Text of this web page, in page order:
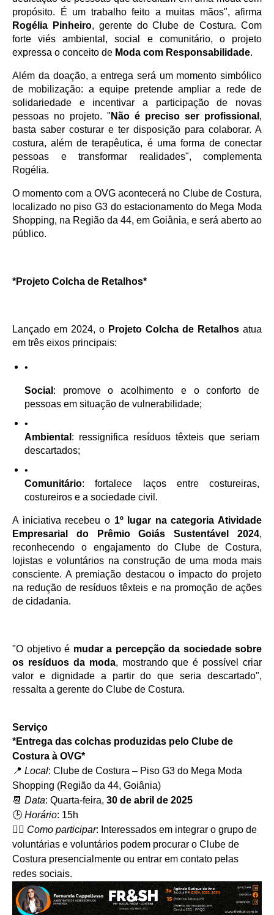
Rogélia Pinheiro, gerente do Clube de Costura. Com
forte viés ambiental, social e comunitário, o projeto
expressa o conceito de Moda com Responsabilidade.
Além da doação, a entrega será um momento simbólico
de mobilização: a equipe pretende ampliar a rede de
solidariedade e incentivar a participação de novas
pessoas no projeto. " Não é preciso ser profissional ,
basta saber costurar e ter disposição para colaborar. A
costura, além de terapêutica, é uma forma de conectar
pessoas e transformar realidades", complementa
Rogélia.
O momento com a OVG acontecerá no Clube de Costura,
localizado no piso G3 do estacionamento do Mega Moda
Shopping, na Região da 44, em Goiânia, e será aberto ao
público.
*Projeto Colcha de Retalhos*
Lançado em 2024, o Projeto Colcha de Retalhos atua
em três eixos principais:
Social : promove o acolhimento e o conforto de
pessoas em situação de vulnerabilidade;
Ambiental : ressignifica resíduos têxteis que seriam
descartados;
Comunitário: fortalece laços entre costureiras,
costureiros e a sociedade civil.
A iniciativa recebeu o 1º lugar na categoria Atividade
Empresarial do Prêmio Goiás Sustentável 2024,
reconhecendo o engajamento do Clube de Costura,
lojistas e voluntários na construção de uma moda mais
consciente. A premiação destacou o impacto do projeto
na redução de resíduos têxteis e na promoção de ações
de cidadania.
"O objetivo é mudar a percepção da sociedade sobre
os resíduos da moda, mostrando que é possível criar
valor e dignidade a partir do que seria descartado",
ressalta a gerente do Clube de Costura.
Serviço
*Entrega das colchas produzidas pelo Clube de
Costura à OVG*
📍 Local: Clube de Costura – Piso G3 do Mega Moda
Shopping (Região da 44, Goiânia)
📆 Data: Quarta-feira, 30 de abril de 2025
🕒 Horário: 15h
🙋‍♀️ Como participar: Interessados em integrar o grupo de
voluntárias e voluntários podem procurar o Clube de
Costura presencialmente ou entrar em contato pelas
redes sociais.